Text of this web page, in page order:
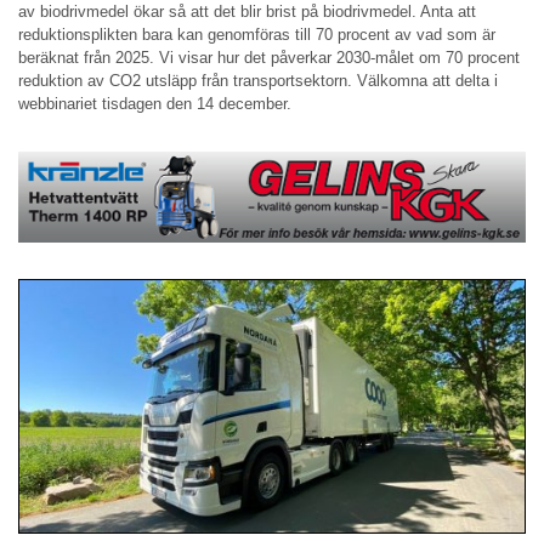
av biodrivmedel ökar så att det blir brist på biodrivmedel. Anta att
reduktionsplikten bara kan genomföras till 70 procent av vad som är
beräknat från 2025. Vi visar hur det påverkar 2030-målet om 70 procent
reduktion av CO2 utsläpp från transportsektorn. Välkomna att delta i
webbinariet tisdagen den 14 december.